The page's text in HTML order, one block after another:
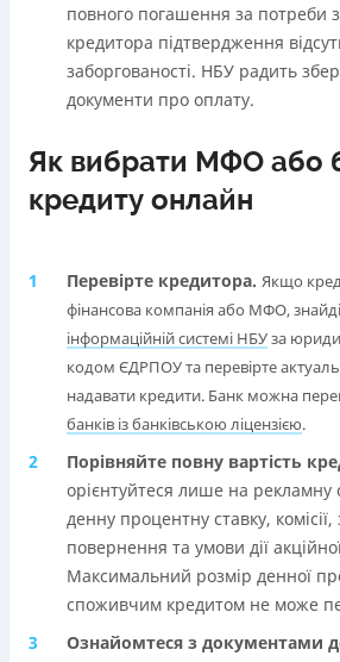
повного погашення за потреби
кредитора підтвердження
заборгованості. НБУ радить
документи про оплату.
Як вибрати МФО або
кредиту онлайн
Перевірте кредитора. Якщо
фінансова компанія або МФО,
інформаційній системі НБУза
кодом ЄДРПОУ та перевірте
надавати кредити. Банк можна
банків із банківською ліцензією.
Порівняйте повну вартість
орієнтуйтеся лише на рекламну
денну процентну ставку,
повернення та умови дії
Максимальний розмір денної
споживчим кредитом не може
Ознайомтеся з документами